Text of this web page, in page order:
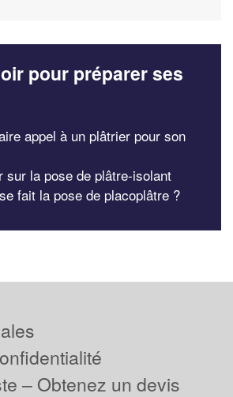
pour préparer ses
appel à un plâtrier pour son
sur la pose de plâtre-isolant
fait la pose de placoplâtre ?
– Obtenez un devis